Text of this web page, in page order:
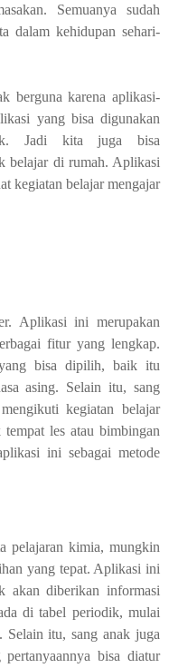
Semuanya sudah
dalam kehidupan sehari-
berguna karena aplikasi-
yang bisa digunakan
Jadi kita juga bisa
belajar di rumah. Aplikasi
kegiatan belajar mengajar
Aplikasi ini merupakan
fitur yang lengkap.
bisa dipilih, baik itu
asing. Selain itu, sang
kegiatan belajar
les atau bimbingan
ini sebagai metode
pelajaran kimia, mungkin
yang tepat. Aplikasi ini
akan diberikan informasi
di tabel periodik, mulai
Selain itu, sang anak juga
bisa diatur